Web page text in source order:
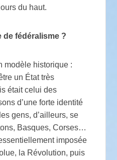
du haut.
de fédéralisme ?
modèle historique :
un État très
était celui des
d’une forte identité
gens, d’ailleurs, se
Basques, Corses…
imposée
la Révolution, puis